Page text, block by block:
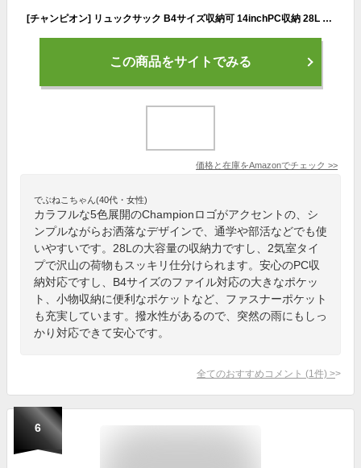
[チャンピオン] リュックサック B4サイズ収納可 14inchPC収納 28L 2気室 通学 スクールリュック スクールバッグ No.67502 ルクバーA レディース ブラック/ピンク(23年Newカラー)
この商品をサイトでみる
価格と在庫をAmazonでチェック >>
でぶねこちゃん(40代・女性)
カラフルな5色展開のChampionロゴがアクセントの、シ
ンプルながらお洒落なデザインで、通学や部活などでも使
いやすいです。28Lの大容量の収納力ですし、2気室タイ
プで沢山の荷物もスッキリ仕分けられます。安心のPC収
納対応ですし、B4サイズのファイル対応の大きなポケッ
ト、小物収納に便利なポケットなど、ファスナーポケット
も充実しています。撥水性があるので、突然の雨にもしっ
かり対応できて安心です。
全てのおすすめコメント (1 件) >
6